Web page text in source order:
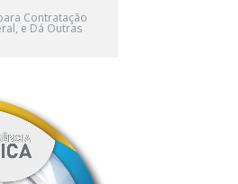
Contratação
e Dá Outras